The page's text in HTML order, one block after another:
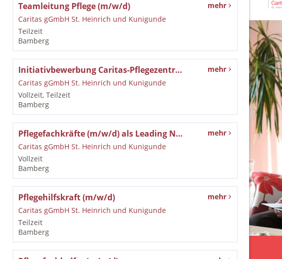
Teamleitung Pflege (m/w/d)
Caritas gGmbH St. Heinrich und Kunigunde
Teilzeit
Bamberg
mehr
Initiativbewerbung Caritas-Pflegezentrum St. Walburga in Bamberg
Caritas gGmbH St. Heinrich und Kunigunde
Vollzeit, Teilzeit
Bamberg
mehr
Pflegefachkräfte (m/w/d) als Leading Nurse
Caritas gGmbH St. Heinrich und Kunigunde
Vollzeit
Bamberg
mehr
Pflegehilfskraft (m/w/d)
Caritas gGmbH St. Heinrich und Kunigunde
Teilzeit
Bamberg
mehr